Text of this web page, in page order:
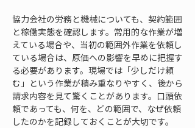
協力会社の労務と機械についても、契約範囲
と稼働実態を確認します。常用的な作業が増
えている場合や、当初の範囲外作業を依頼し
ている場合は、原価への影響を早めに把握す
る必要があります。現場では「少しだけ頼
む」という作業が積み重なりやすく、後から
請求内容を見て驚くことがあります。口頭依
頼であっても、何を、どの範囲で、なぜ依頼
したのかを記録しておくことが大切です。